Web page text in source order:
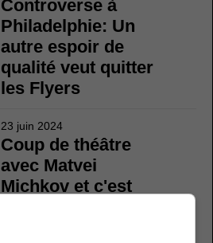
Controverse à
Philadelphie: Un
autre espoir de
qualité veut quitter
les Flyers
23 juin 2024
Coup de théâtre
avec Matvei
Michkov et c'est